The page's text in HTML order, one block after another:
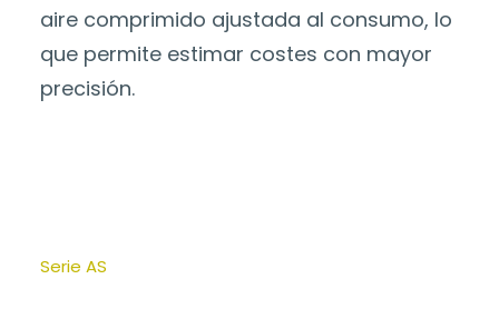
aire comprimido ajustada al consumo, lo
que permite estimar costes con mayor
precisión.
Serie AS